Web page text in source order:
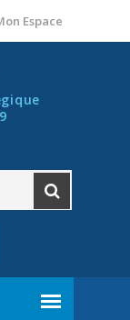
Espace